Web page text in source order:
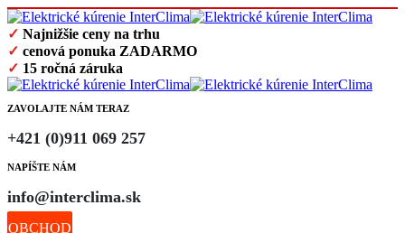
✓ Najnižšie ceny na trhu
✓ cenová ponuka ZADARMO
✓ 15 ročná záruka
ZAVOLAJTE NÁM TERAZ
+421 (0)911 069 257
NAPÍŠTE NÁM
info@interclima.sk
OBCHOD